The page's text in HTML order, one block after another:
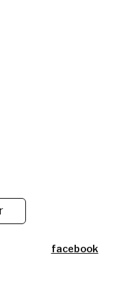
facebook